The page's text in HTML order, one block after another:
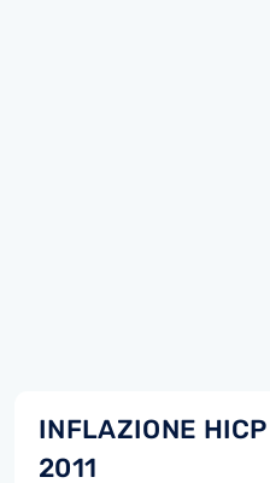
INFLAZIONE
2011